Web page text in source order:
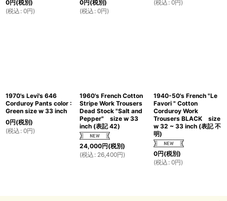
0円(税別)
(税込 : 0円)
0円(税別)
(税込 : 0円)
(税込 : 0円)
1970's Levi's 646
Corduroy Pants color :
Green size w 33 inch
0円(税別)
(税込 : 0円)
1960's French Cotton
Stripe Work Trousers
Dead Stock "Salt and
Pepper" size w 33
inch (表記 42)
24,000円(税別)
(税込 : 26,400円)
1940-50's French "Le
Favori " Cotton
Corduroy Work
Trousers BLACK size
w 32 ~ 33 inch (表記 不
明)
0円(税別)
(税込 : 0円)